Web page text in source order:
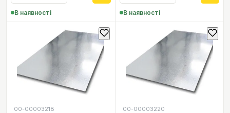
В наявності В наявності
00-00003218 00-00003220